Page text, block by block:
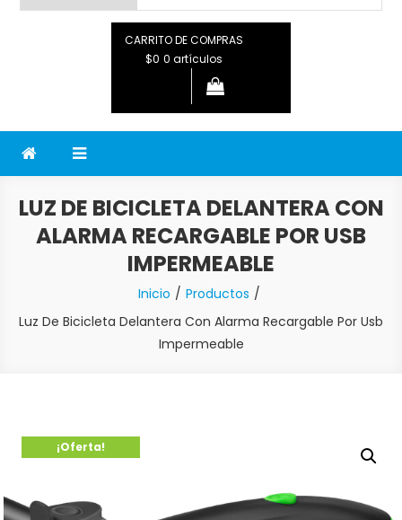
que necesitas saber para disfrutar tu hogar.
CARRITO DE COMPRAS
$0 0 artículos
LUZ DE BICICLETA DELANTERA CON
ALARMA RECARGABLE POR USB
IMPERMEABLE
Inicio
Productos
Luz De Bicicleta Delantera Con Alarma Recargable Por Usb
Impermeable
¡Oferta!